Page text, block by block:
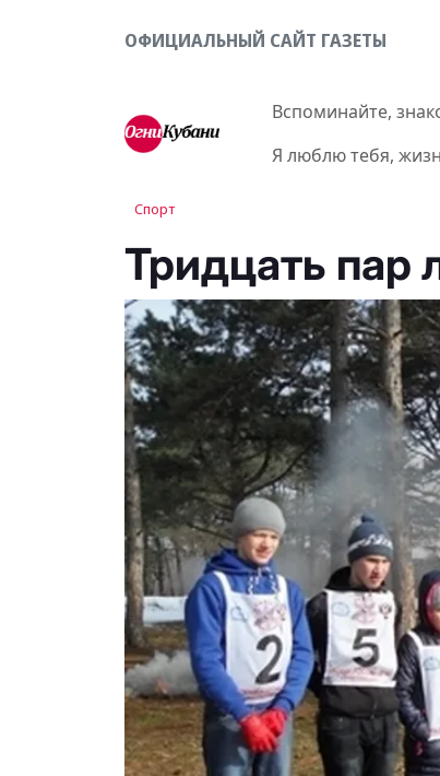
ОФИЦИАЛЬНЫЙ САЙТ ГАЗЕТЫ
Вспоминайте,
Я люблю тебя,
Спорт
Тридцать пар